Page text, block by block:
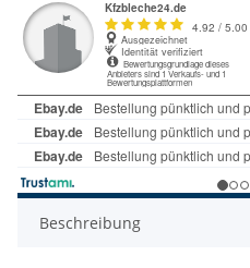
Beschreibung